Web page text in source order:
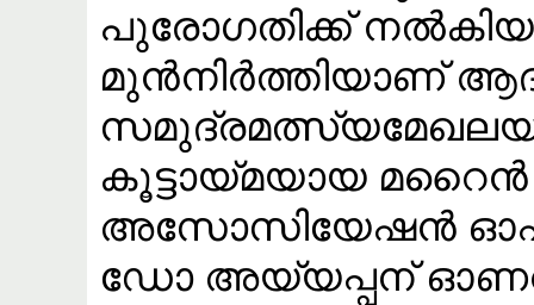
പുരോഗതിക്ക്
മുൻനിർത്തിയാണ്
കൂട്ടായ്മയായ
അസോസിയേഷൻ
ഡോ അയ്യപ്പന്